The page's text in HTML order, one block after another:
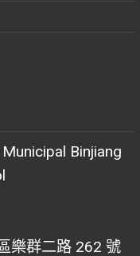
Binjiang
樂群二路 262 號